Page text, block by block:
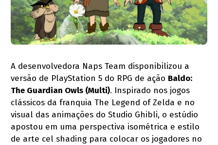
A desenvolvedora Naps Team disponibilizou a
versão de PlayStation 5 do RPG de ação Baldo:
The Guardian Owls (Multi). Inspirado nos jogos
clássicos da franquia The Legend of Zelda e no
visual das animações do Studio Ghibli, o estúdio
apostou em uma perspectiva isométrica e estilo
de arte cel shading para colocar os jogadores no